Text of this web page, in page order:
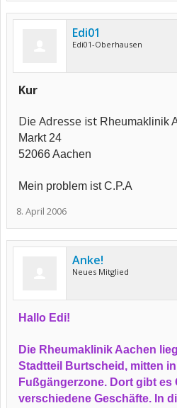
Edi01
Edi01-Oberhausen
Kur
Die Adresse ist Rheumaklinik
Markt 24
52066 Aachen
Mein problem ist C.P.A
8. April 2006
Anke!
Neues Mitglied
Hallo Edi!
Die Rheumaklinik Aachen
Stadtteil Burtscheid, mitten
Fußgängerzone. Dort gibt es
verschiedene Geschäfte. In